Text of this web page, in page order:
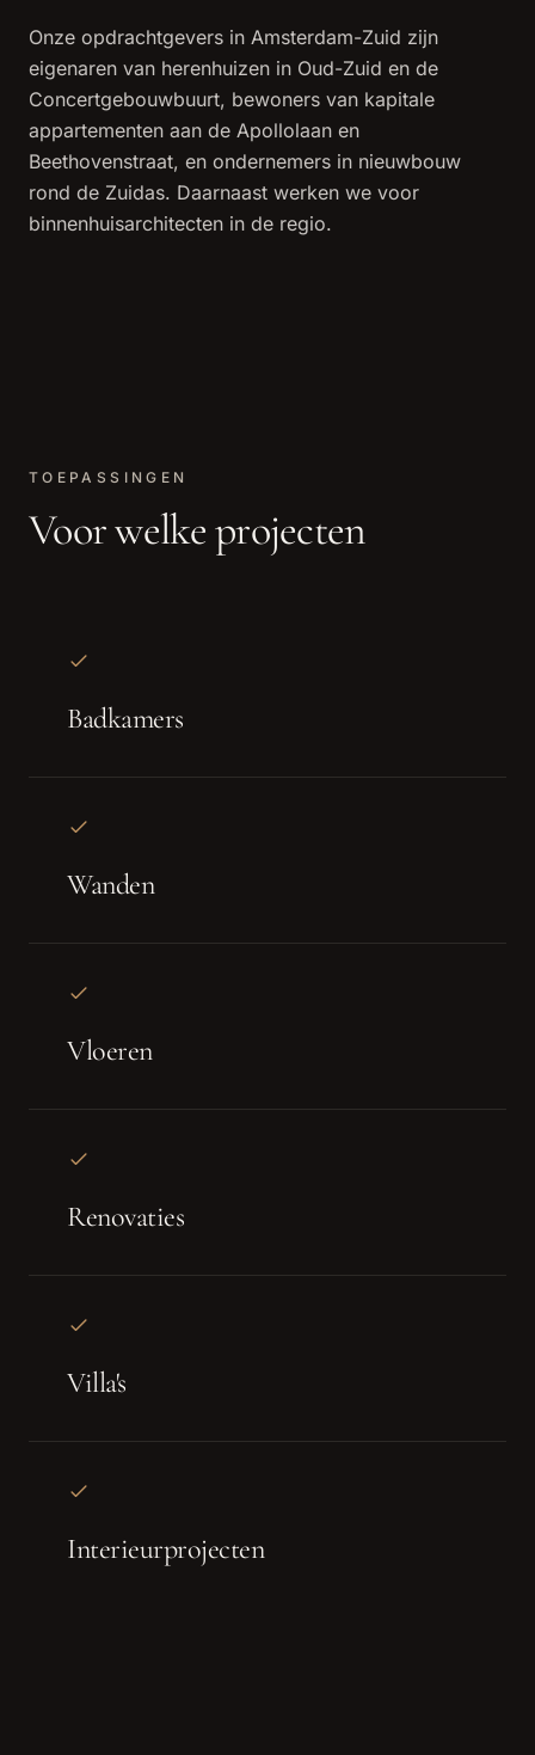
Onze opdrachtgevers in Amsterdam-Zuid zijn
eigenaren van herenhuizen in Oud-Zuid en de
Concertgebouwbuurt, bewoners van kapitale
appartementen aan de Apollolaan en
Beethovenstraat, en ondernemers in nieuwbouw
rond de Zuidas. Daarnaast werken we voor
binnenhuisarchitecten in de regio.
TOEPASSINGEN
Voor welke projecten
Badkamers
Wanden
Vloeren
Renovaties
Villa's
Interieurprojecten